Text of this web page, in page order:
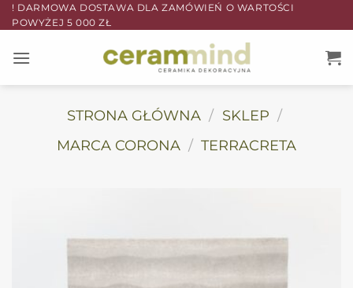
Przewiń
do
! DARMOWA DOSTAWA DLA ZAMÓWIEŃ O WARTOŚCI
POWYŻEJ 5 000 ZŁ
STRONA GŁÓWNA / SKLEP /
MARCA CORONA / TERRACRETA